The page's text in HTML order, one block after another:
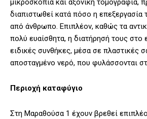
μικροσκόπια και αξονική τομογραφία,
διαπιστωθεί κατά πόσο η επεξεργασία
από άνθρωπο. Επιπλέον, καθώς τα
πολύ ευαίσθητα, η διατήρησή τους στο
ειδικές συνθήκες, μέσα σε πλαστικές
αποσταγμένο νερό, που φυλάσσονται
Περιοχή καταφύγιο
Στη Μαραθούσα 1 έχουν βρεθεί